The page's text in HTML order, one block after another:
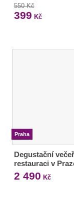
550 Kč
399 Kč
Praha
Degustační
restauraci v
2 490 Kč